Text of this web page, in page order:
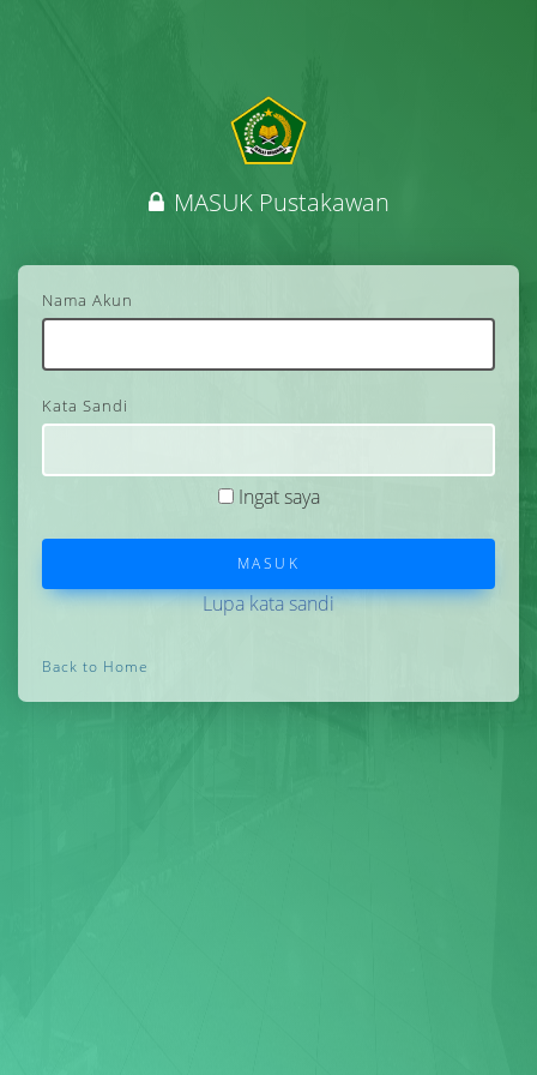
MASUK Pustakawan
Nama Akun
Kata Sandi
Ingat saya
Lupa kata sandi